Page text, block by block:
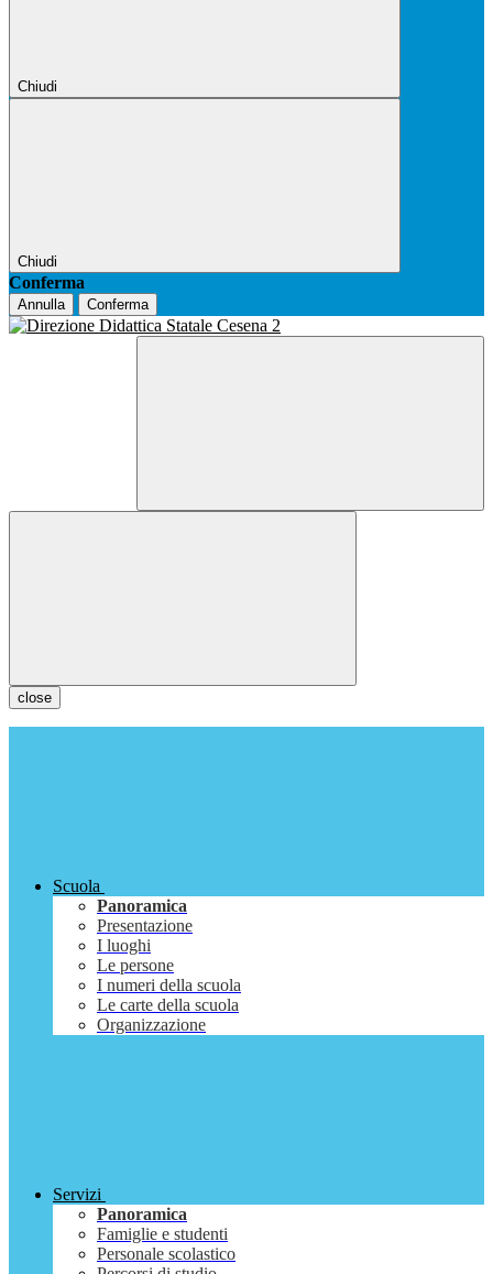
Chiudi
Chiudi
Conferma
Annulla Conferma
close
Scuola
Panoramica
Presentazione
I luoghi
Le persone
I numeri della scuola
Le carte della scuola
Organizzazione
Servizi
Panoramica
Famiglie e studenti
Personale scolastico